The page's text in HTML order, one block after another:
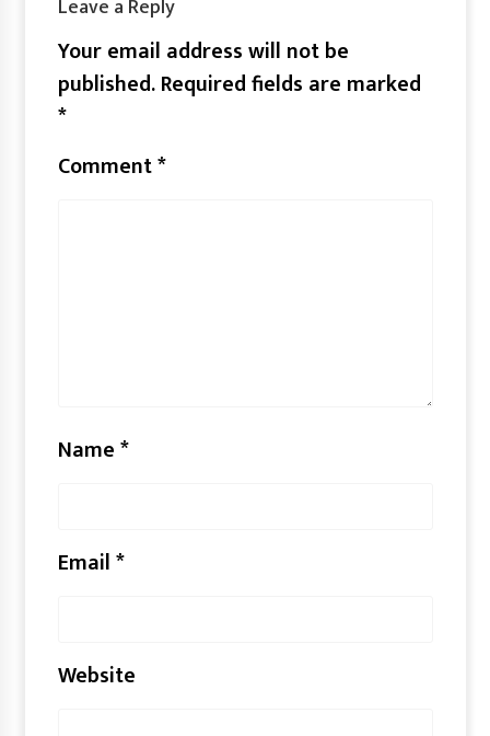
Leave a Reply
Your email address will not be
published.Required fields are marked
*
Comment*
Name*
Email*
Website